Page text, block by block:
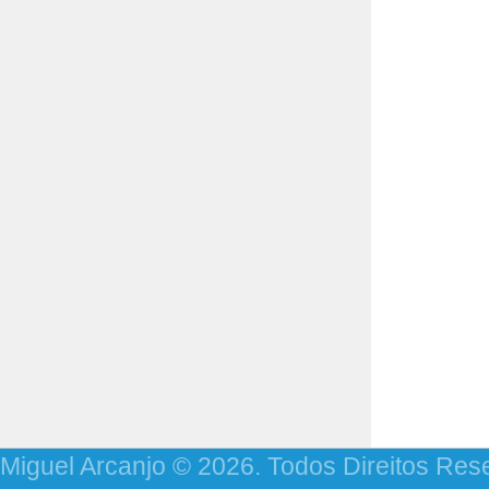
Miguel Arcanjo © 2026. Todos Direitos